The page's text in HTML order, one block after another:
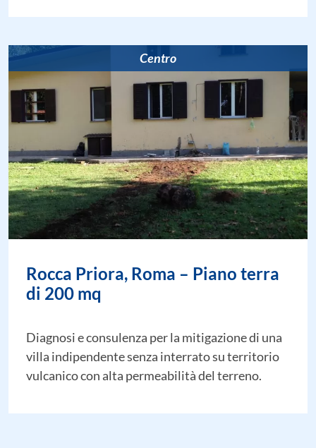
Centro
Rocca Priora, Roma – Piano terra
di 200 mq
Diagnosi e consulenza per la mitigazione di una
villa indipendente senza interrato su territorio
vulcanico con alta permeabilità del terreno.